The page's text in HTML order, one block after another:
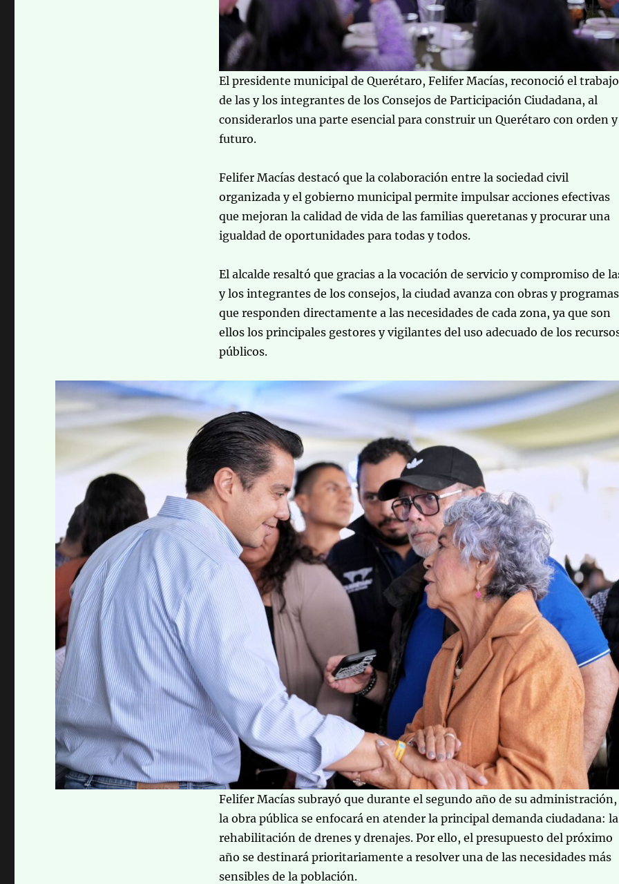
El presidente municipal de Querétaro, Felifer Macías, reconoció el trabajo
de las y los integrantes de los Consejos de Participación Ciudadana, al
considerarlos una parte esencial para construir un Querétaro con orden y
futuro.
Felifer Macías destacó que la colaboración entre la sociedad civil
organizada y el gobierno municipal permite impulsar acciones efectivas
que mejoran la calidad de vida de las familias queretanas y procurar una
igualdad de oportunidades para todas y todos.
El alcalde resaltó que gracias a la vocación de servicio y compromiso de
y los integrantes de los consejos, la ciudad avanza con obras y programas
que responden directamente a las necesidades de cada zona, ya que son
ellos los principales gestores y vigilantes del uso adecuado de los
públicos.
Felifer Macías subrayó que durante el segundo año de su administración,
la obra pública se enfocará en atender la principal demanda ciudadana: la
rehabilitación de drenes y drenajes. Por ello, el presupuesto del próximo
año se destinará prioritariamente a resolver una de las necesidades más
sensibles de la población.